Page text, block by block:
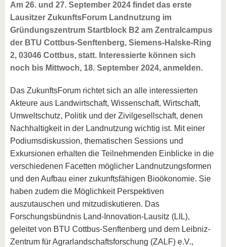
Am 26. und 27. September 2024 findet das erste
Lausitzer ZukunftsForum Landnutzung im
Gründungszentrum Startblock B2 am Zentralcampus
der BTU Cottbus-Senftenberg, Siemens-Halske-Ring
2, 03046 Cottbus, statt. Interessierte können sich
noch bis Mittwoch, 18. September 2024, anmelden.
Das ZukunftsForum richtet sich an alle interessierten
Akteure aus Landwirtschaft, Wissenschaft, Wirtschaft,
Umweltschutz, Politik und der Zivilgesellschaft, denen
Nachhaltigkeit in der Landnutzung wichtig ist. Mit einer
Podiumsdiskussion, thematischen Sessions und
Exkursionen erhalten die Teilnehmenden Einblicke in die
verschiedenen Facetten möglicher Landnutzungsformen
und den Aufbau einer zukunftsfähigen Bioökonomie. Sie
haben zudem die Möglichkeit Perspektiven
auszutauschen und mitzudiskutieren. Das
Forschungsbündnis Land-Innovation-Lausitz (LIL),
geleitet von BTU Cottbus-Senftenberg und dem Leibniz-
Zentrum für Agrarlandschaftsforschung (ZALF) e.V.,